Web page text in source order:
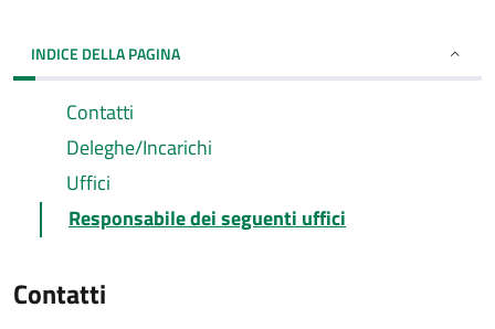
INDICE DELLA PAGINA
Contatti
Deleghe/Incarichi
Uffici
Responsabile dei seguenti uffici
Contatti